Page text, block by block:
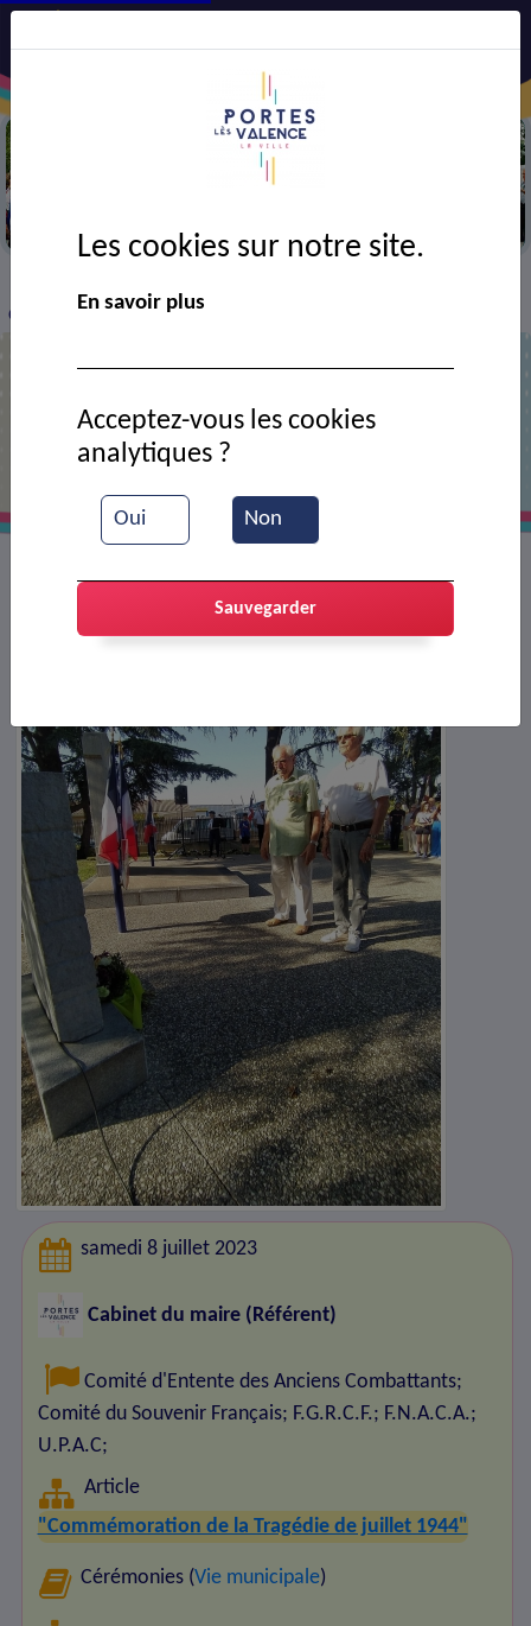
Commémoration de la Tragédie de juillet 1944
Commémoration de la Tragédie de
juillet 1944
samedi 8 juillet 2023
Cabinet du maire (Référent)
Comité d'Entente des Anciens Combattants;
Comité du Souvenir Français; F.G.R.C.F.; F.N.A.C.A.;
U.P.A.C;
Article
"Commémoration de la Tragédie de juillet 1944"
Cérémonies (Vie municipale)
Les cookies sur notre site.
En savoir plus
Oui Non
Acceptez-vous les cookies
analytiques ?
Sauvegarder